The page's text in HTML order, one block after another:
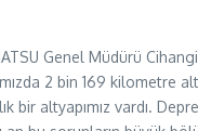
Genel Müdürü
2 bin 169 kilometre
altyapımız vardı.